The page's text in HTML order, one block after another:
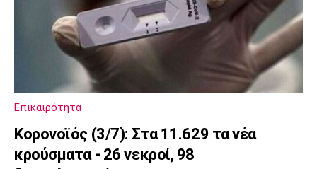
Επικαιρότητα
Κορονοϊός (3/7): Στα 11.629 τα νέα
κρούσματα - 26 νεκροί, 98